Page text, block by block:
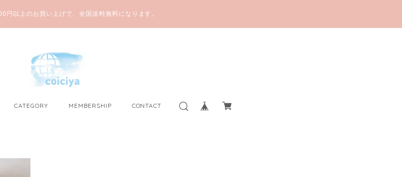
円以上のお買い上げで、全国送料無料になります。
CATEGORY MEMBERSHIP CONTACT